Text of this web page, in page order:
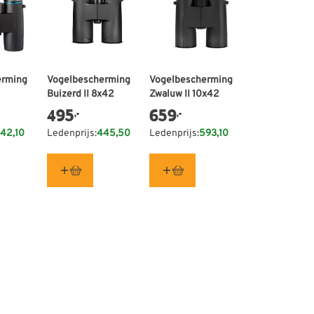
Vogelbescherming
Buizerd II 8x42
495,-
Ledenprijs:445,50
Vogelbescherming
Zwaluw II 10x42
659,-
Ledenprijs:593,10